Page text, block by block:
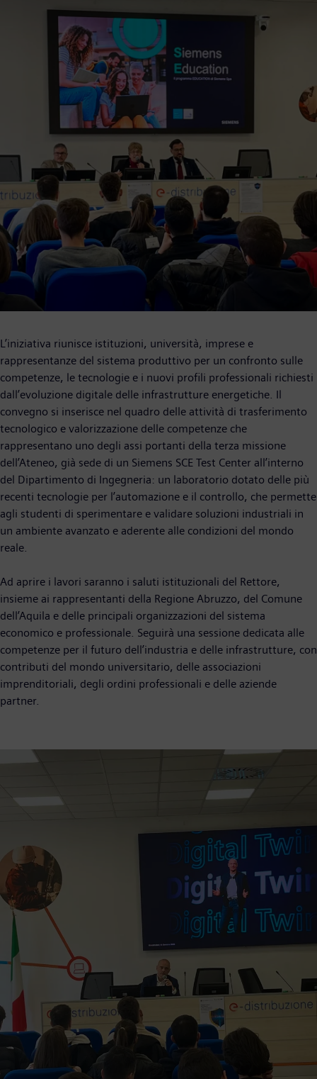
L’iniziativa riunisce istituzioni, università, imprese e
rappresentanze del sistema produttivo per un confronto sulle
competenze, le tecnologie e i nuovi profili professionali richiesti
dall’evoluzione digitale delle infrastrutture energetiche. Il
convegno si inserisce nel quadro delle attività di trasferimento
tecnologico e valorizzazione delle competenze che
rappresentano uno degli assi portanti della terza missione
dell’Ateneo, già sede di un Siemens SCE Test Center all’interno
del Dipartimento di Ingegneria: un laboratorio dotato delle più
recenti tecnologie per l’automazione e il controllo, che permette
agli studenti di sperimentare e validare soluzioni industriali in
un ambiente avanzato e aderente alle condizioni del mondo
reale.
Ad aprire i lavori saranno i saluti istituzionali del Rettore,
insieme ai rappresentanti della Regione Abruzzo, del Comune
dell’Aquila e delle principali organizzazioni del sistema
economico e professionale. Seguirà una sessione dedicata alle
competenze per il futuro dell’industria e delle infrastrutture, con
contributi del mondo universitario, delle associazioni
imprenditoriali, degli ordini professionali e delle aziende
partner.